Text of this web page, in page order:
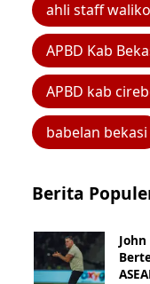
ahli staff
APBD Kab
APBD kab
babelan bekasi
Berita